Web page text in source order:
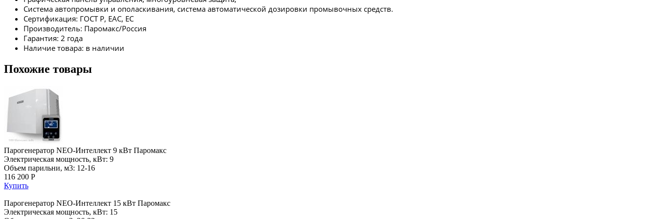
Система автопромывки и ополаскивания, система автоматической дозировки промывочных средств.
Сертификация: ГОСТ Р, EAC, EC
Производитель: Паромакс/Россия
Гарантия: 2 года
Наличие товара: в наличии
Похожие товары
Парогенератор NEO-Интеллект 9 кВт Паромакс
Электрическая мощность, кВт: 9
Объем парильни, м3: 12-16
116 200 Р
Купить
Парогенератор NEO-Интеллект 15 кВт Паромакс
Электрическая мощность, кВт: 15